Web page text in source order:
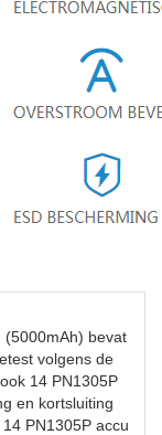
(5000mAh) bevat
volgens de
14 PN1305P
en kortsluiting
PN1305P accu